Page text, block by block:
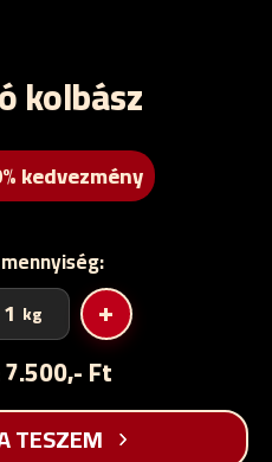
kolbász
kedvezmény
Sütnivaló
kolbász
kg +
7.500,- Ft
TESZEM